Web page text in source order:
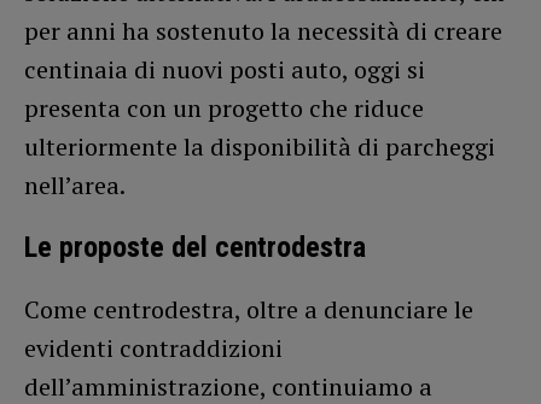
per anni ha sostenuto la necessità di creare
centinaia di nuovi posti auto, oggi si
presenta con un progetto che riduce
ulteriormente la disponibilità di parcheggi
nell’area.
Le proposte del centrodestra
Come centrodestra, oltre a denunciare le
evidenti contraddizioni
dell’amministrazione, continuiamo a